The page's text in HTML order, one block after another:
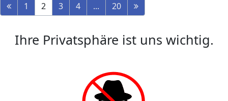
1 2 3 4 ... 20
Ihre Privatsphäre ist uns wichtig.